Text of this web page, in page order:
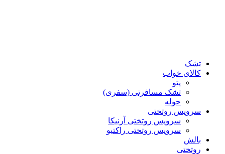
تشک
کالای خواب
پتو
تشک مسافرتی (سفری)
حوله
سرویس روتختی
سرویس روتختی آرنیکا
سرویس روتختی راکتیو
بالش
روتختی